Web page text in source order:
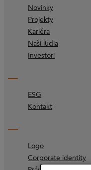
Novinky
Projekty
Kariéra
Naši ľudia
Investori
ESG
Kontakt
Logo
Corporate identity